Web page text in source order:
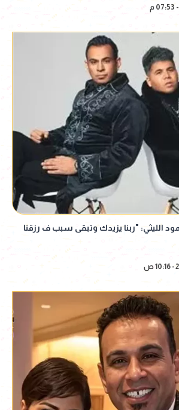
الليثي: "ربنا يزيدك وتبقى سبب ف رزقنا